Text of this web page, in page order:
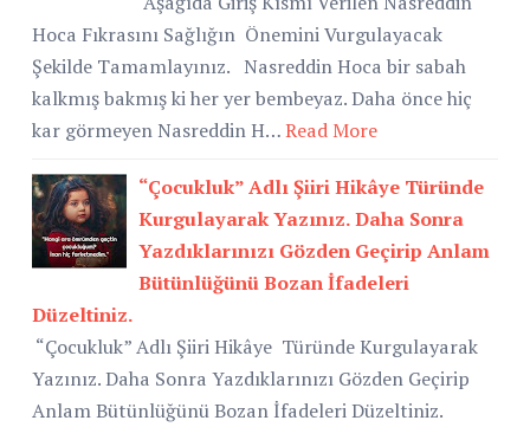
Hoca Fıkrasını Sağlığın Önemini Vurgulayacak
Şekilde Tamamlayınız. Nasreddin Hoca bir sabah
kalkmış bakmış ki her yer bembeyaz. Daha önce hiç
kar görmeyen Nasreddin H…Read More
“Çocukluk” Adlı Şiiri Hikâye Türünde
Kurgulayarak Yazınız. Daha Sonra
Yazdıklarınızı Gözden Geçirip Anlam
Bütünlüğünü Bozan İfadeleri
Düzeltiniz.
“Çocukluk” Adlı Şiiri Hikâye Türünde Kurgulayarak
Yazınız. Daha Sonra Yazdıklarınızı Gözden Geçirip
Anlam Bütünlüğünü Bozan İfadeleri Düzeltiniz.